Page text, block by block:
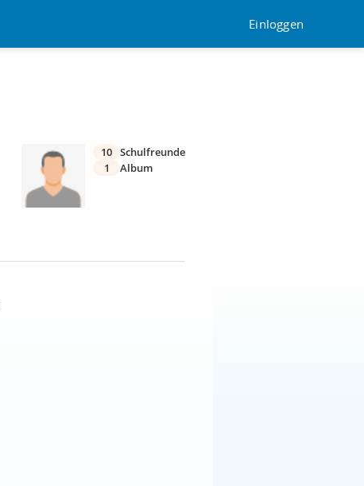
Einloggen
10 Schulfreunde
1
Album